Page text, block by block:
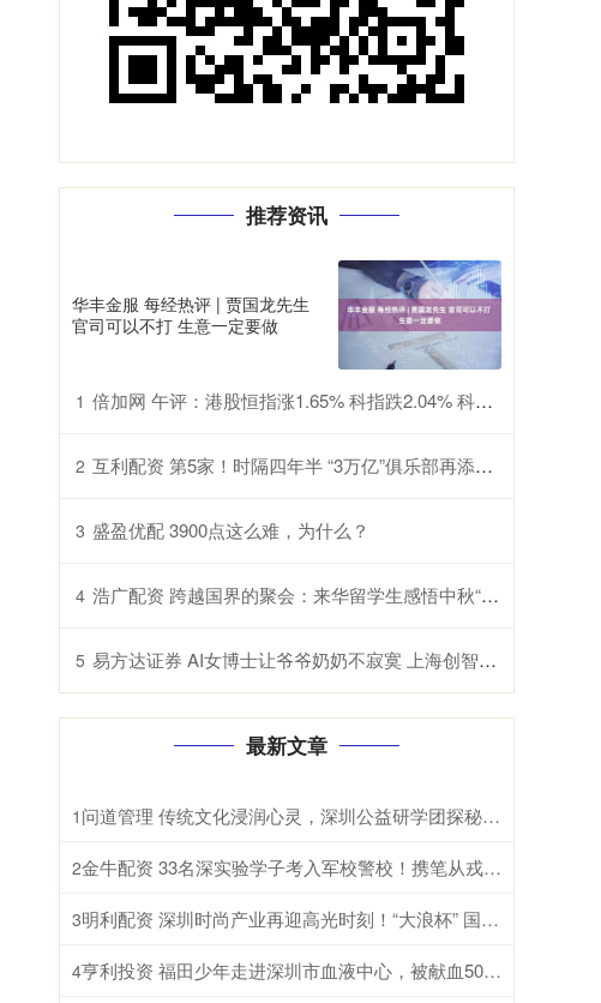
推荐资讯
华丰金服 每经热评 | 贾国龙先生
官司可以不打 生意一定要做
1 倍加网 午评：港股恒指涨1.65% 科指跌2.04% 科网股普涨 有色金属板块强势 旺山旺水上市首日涨超155%
2 互利配资 第5家！时隔四年半 “3万亿”俱乐部再添一员
3 盛盈优配 3900点这么难，为什么？
4 浩广配资 跨越国界的聚会：来华留学生感悟中秋“团圆”
5 易方达证券 AI女博士让爷爷奶奶不寂寞 上海创智学院学生研发中文情感适老大模型
最新文章
1 问道管理 传统文化浸润心灵，深圳公益研学团探秘衡岳文脉
2 金牛配资 33名深实验学子考入军校警校！携笔从戎守卫家国
3 明利配资 深圳时尚产业再迎高光时刻！“大浪杯” 国际化水准再攀新高
4 亨利投资 福田少年走进深圳市血液中心，被献血500次的阿姨圈粉了！